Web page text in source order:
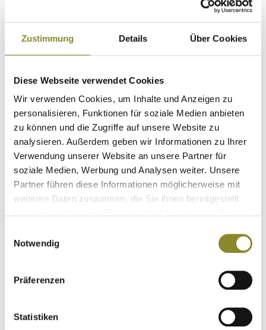
Zustimmung Details Über Cookies
Diese Webseite verwendet Cookies
Wir verwenden Cookies, um Inhalte und Anzeigen zu
personalisieren, Funktionen für soziale Medien anbieten
zu können und die Zugriffe auf unsere Website zu
analysieren. Außerdem geben wir Informationen zu Ihrer
Verwendung unserer Website an unsere Partner für
soziale Medien, Werbung und Analysen weiter. Unsere
Partner führen diese Informationen möglicherweise mit
weiteren Daten zusammen, die Sie ihnen bereitgestellt
Notwendig
Präferenzen
Statistiken
Seeland AERO CAMO COVER SET - Handschuhe